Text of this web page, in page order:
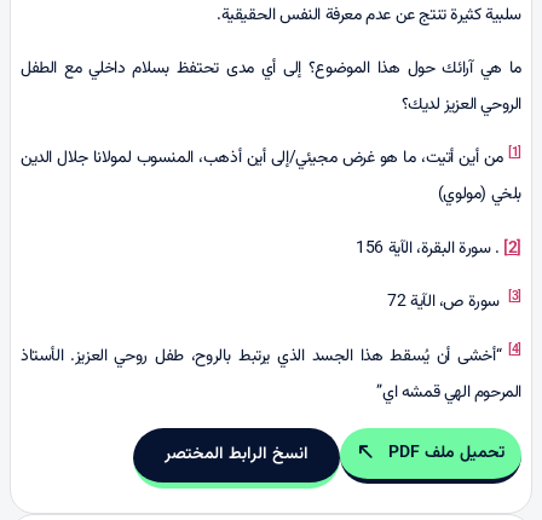
سلبية كثيرة تنتج عن عدم معرفة النفس الحقيقية.
ما هي آرائك حول هذا الموضوع؟ إلى أي مدى تحتفظ بسلام داخلي مع الطفل
الروحي العزيز لدیك؟
[1] من أين أتيت، ما هو غرض مجيئي/إلى أين أذهب، المنسوب لمولانا جلال الدين
بلخي (مولوي)
[2] . سورة البقرة، الآية 156
[3] سورة ص، الآية 72
[4] “أخشى أن يُسقط هذا الجسد الذي يرتبط بالروح، طفل روحي العزيز. الأستاذ
المرحوم الهي قمشه اي”
تحميل ملف PDF انسخ الرابط المختصر